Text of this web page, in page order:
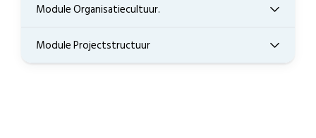
Module Organisatiecultuur.
Module Projectstructuur